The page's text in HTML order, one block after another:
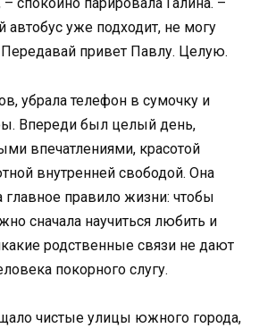
спокойно парировала Галина. –
автобус уже подходит, не могу
привет Павлу. Целую.
убрала телефон в сумочку и
Впереди был целый день,
впечатлениями, красотой
внутренней свободой. Она
главное правило жизни: чтобы
сначала научиться любить и
родственные связи не дают
покорного слугу.
чистые улицы южного города,